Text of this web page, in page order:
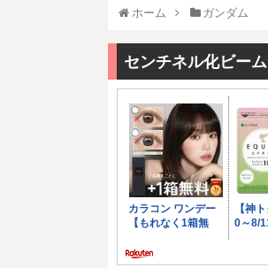
ホーム ガンダム
センチネル化ビー